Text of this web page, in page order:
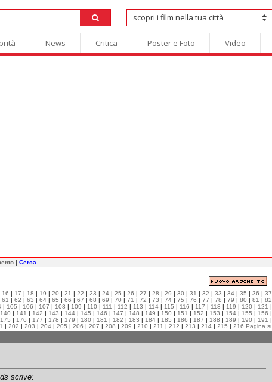
News Critica Poster e Foto Video
| Cerca
16 | 17 | 18 | 19 | 20 | 21 | 22 | 23 | 24 | 25 | 26 | 27 | 28 | 29 | 30 | 31 | 32 | 33 | 34 | 35 | 36 | 37
61 | 62 | 63 | 64 | 65 | 66 | 67 | 68 | 69 | 70 | 71 | 72 | 73 | 74 | 75 | 76 | 77 | 78 | 79 | 80 | 81 | 82
| 105 | 106 | 107 | 108 | 109 | 110 | 111 | 112 | 113 | 114 | 115 | 116 | 117 | 118 | 119 | 120 | 121 |
140 | 141 | 142 | 143 | 144 | 145 | 146 | 147 | 148 | 149 | 150 | 151 | 152 | 153 | 154 | 155 | 156 |
175 | 176 | 177 | 178 | 179 | 180 | 181 | 182 | 183 | 184 | 185 | 186 | 187 | 188 | 189 | 190 | 191 |
| 202 | 203 | 204 | 205 | 206 | 207 | 208 | 209 | 210 | 211 | 212 | 213 | 214 | 215 | 216 Pagina
scrive: